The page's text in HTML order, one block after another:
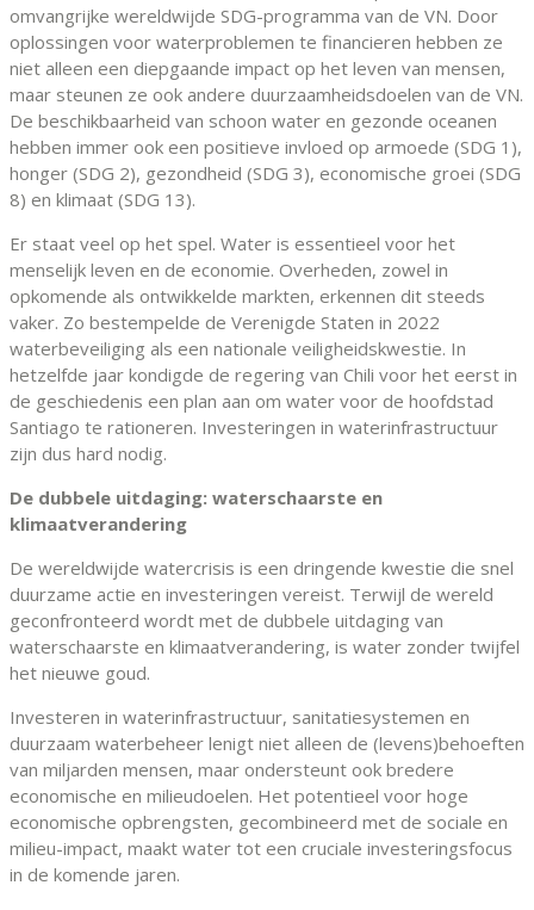
omvangrijke wereldwijde SDG-programma van de VN. Door
oplossingen voor waterproblemen te financieren hebben ze
niet alleen een diepgaande impact op het leven van mensen,
maar steunen ze ook andere duurzaamheidsdoelen van de VN.
De beschikbaarheid van schoon water en gezonde oceanen
hebben immer ook een positieve invloed op armoede (SDG 1),
honger (SDG 2), gezondheid (SDG 3), economische groei (SDG
8) en klimaat (SDG 13).
Er staat veel op het spel. Water is essentieel voor het
menselijk leven en de economie. Overheden, zowel in
opkomende als ontwikkelde markten, erkennen dit steeds
vaker. Zo bestempelde de Verenigde Staten in 2022
waterbeveiliging als een nationale veiligheidskwestie. In
hetzelfde jaar kondigde de regering van Chili voor het eerst in
de geschiedenis een plan aan om water voor de hoofdstad
Santiago te rationeren. Investeringen in waterinfrastructuur
zijn dus hard nodig.
De dubbele uitdaging: waterschaarste en
klimaatverandering
De wereldwijde watercrisis is een dringende kwestie die snel
duurzame actie en investeringen vereist. Terwijl de wereld
geconfronteerd wordt met de dubbele uitdaging van
waterschaarste en klimaatverandering, is water zonder twijfel
het nieuwe goud.
Investeren in waterinfrastructuur, sanitatiesystemen en
duurzaam waterbeheer lenigt niet alleen de (levens)behoeften
van miljarden mensen, maar ondersteunt ook bredere
economische en milieudoelen. Het potentieel voor hoge
economische opbrengsten, gecombineerd met de sociale en
milieu-impact, maakt water tot een cruciale investeringsfocus
in de komende jaren.